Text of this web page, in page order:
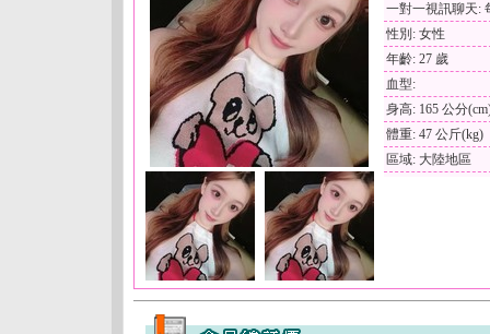
一對一視訊聊天:
性別: 女性
年齡: 27 歲
血型:
身高: 165 公分
體重: 47 公斤(kg)
區域: 大陸地區